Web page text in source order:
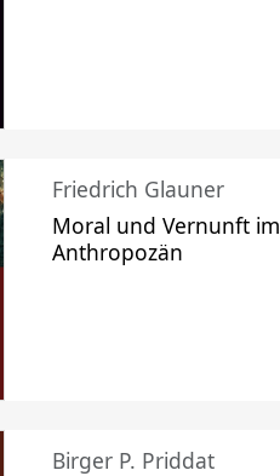
Friedrich Glauner
Moral und Vernunft im
Anthropozän
Birger P. Priddat